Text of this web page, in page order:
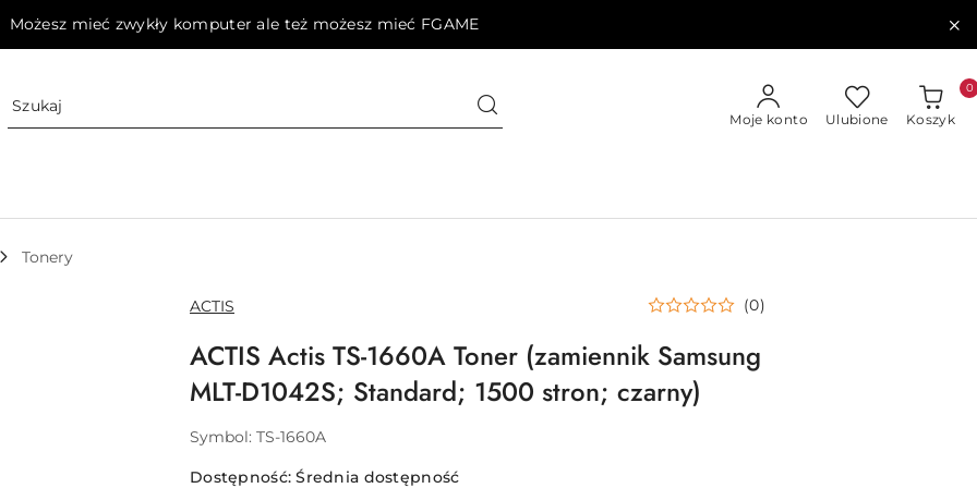
Możesz mieć zwykły komputer ale też możesz mieć FGAME
Moje konto Ulubione Koszyk
0
Tonery
NAZWA
PRODUCENTA:
ACTIS (0)
ACTIS Actis TS-1660A Toner (zamiennik Samsung
MLT-D1042S; Standard; 1500 stron; czarny)
Symbol: TS-1660A
Dostępność:Średnia dostępność